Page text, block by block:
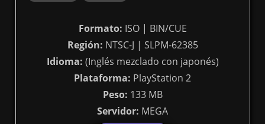
Formato: ISO | BIN/CUE
Región: NTSC-J | SLPM-62385
Idioma: (Inglés mezclado con japonés)
Plataforma: PlayStation 2
Peso: 133 MB
Servidor: MEGA